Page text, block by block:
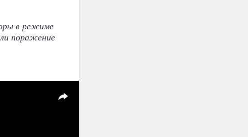
в режиме
поражение